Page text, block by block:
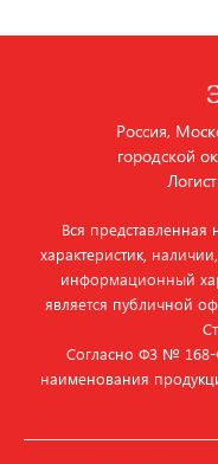
Россия,
городской
Вся
характеристик,
информационный
является публичной
Согласно ФЗ №
наименования